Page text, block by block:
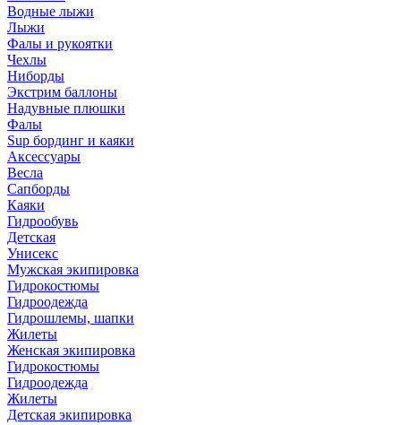
Водные лыжи
Лыжи
Фалы и рукоятки
Чехлы
Ниборды
Экстрим баллоны
Надувные плюшки
Фалы
Sup бординг и каяки
Аксессуары
Весла
Сапборды
Каяки
Гидрообувь
Детская
Унисекс
Мужская экипировка
Гидрокостюмы
Гидроодежда
Гидрошлемы, шапки
Жилеты
Женская экипировка
Гидрокостюмы
Гидроодежда
Жилеты
Детская экипировка